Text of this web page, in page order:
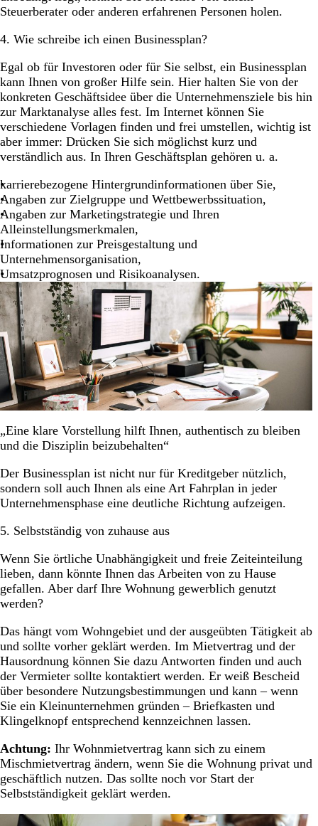
Steuerberater oder anderen erfahrenen Personen holen.
4. Wie schreibe ich einen Businessplan?
Egal ob für Investoren oder für Sie selbst, ein Businessplan
kann Ihnen von großer Hilfe sein. Hier halten Sie von der
konkreten Geschäftsidee über die Unternehmensziele bis hin
zur Marktanalyse alles fest. Im Internet können Sie
verschiedene Vorlagen finden und frei umstellen, wichtig ist
aber immer: Drücken Sie sich möglichst kurz und
verständlich aus. In Ihren Geschäftsplan gehören u. a.
karrierebezogene Hintergrundinformationen über Sie,
Angaben zur Zielgruppe und Wettbewerbssituation,
Angaben zur Marketingstrategie und Ihren
Alleinstellungsmerkmalen,
Informationen zur Preisgestaltung und
Unternehmensorganisation,
Umsatzprognosen und Risikoanalysen.
„Eine klare Vorstellung hilft Ihnen, authentisch zu bleiben
und die Disziplin beizubehalten“
Der Businessplan ist nicht nur für Kreditgeber nützlich,
sondern soll auch Ihnen als eine Art Fahrplan in jeder
Unternehmensphase eine deutliche Richtung aufzeigen.
5. Selbstständig von zuhause aus
Wenn Sie örtliche Unabhängigkeit und freie Zeiteinteilung
lieben, dann könnte Ihnen das Arbeiten von zu Hause
gefallen. Aber darf Ihre Wohnung gewerblich genutzt
werden?
Das hängt vom Wohngebiet und der ausgeübten Tätigkeit ab
und sollte vorher geklärt werden. Im Mietvertrag und der
Hausordnung können Sie dazu Antworten finden und auch
der Vermieter sollte kontaktiert werden. Er weiß Bescheid
über besondere Nutzungsbestimmungen und kann – wenn
Sie ein Kleinunternehmen gründen – Briefkasten und
Klingelknopf entsprechend kennzeichnen lassen.
Achtung: Ihr Wohnmietvertrag kann sich zu einem
Mischmietvertrag ändern, wenn Sie die Wohnung privat und
geschäftlich nutzen. Das sollte noch vor Start der
Selbstständigkeit geklärt werden.